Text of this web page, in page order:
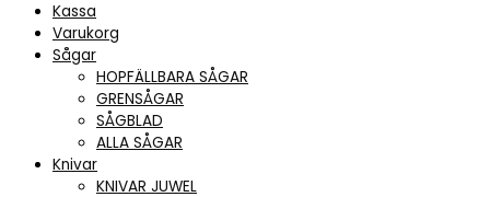
Kassa
Varukorg
Sågar
HOPFÄLLBARA SÅGAR
GRENSÅGAR
SÅGBLAD
ALLA SÅGAR
Knivar
KNIVAR JUWEL